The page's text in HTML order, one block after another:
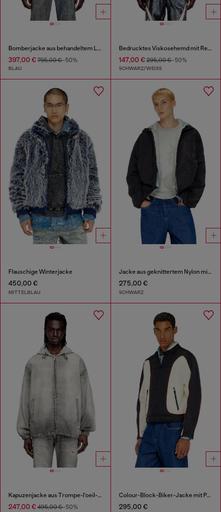
Bomberjacke aus behandeltem Leder
397,00 € 795,00 €-50%
BLAU
Bedrucktes Viskosehemd mit Reißverschluss vorne
147,00 €295,00 €-50%
SCHWARZ/WEISS
Flauschige Winterjacke
450,00 €
MITTELBLAU
Jacke aus geknittertem Nylon mit Paspeln
275,00 €
SCHWARZ
Kapuzenjacke aus Trompe-l'oeil-JoggJeans
247,00 € 495,00 €-50%
Colour-Block-Biker-Jacke mit Paspelierung
295,00 €